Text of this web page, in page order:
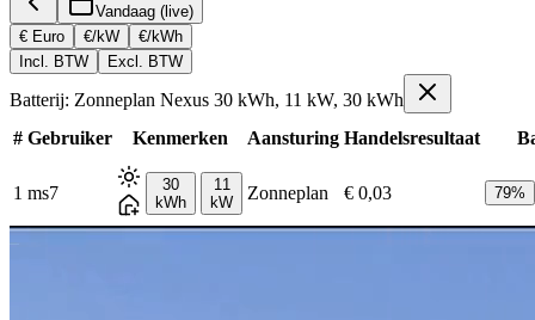
Vandaag (live)
€ Euro
€/kW
€/kWh
Incl. BTW
Excl. BTW
Batterij: Zonneplan Nexus 30 kWh, 11 kW, 30 kWh
# Gebruiker Kenmerken Aansturing Handelsresultaat
1 ms7
30
kWh
11
kW
Zonneplan € 0,03 79%